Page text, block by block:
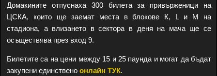
Домакините отпуснаха 300 билета за привърженици на
ЦСКА, които ще заемат места в блокове К, L и M на
стадиона, а влизането в сектора в деня на мача ще се
осъществява през вход 9.
Билетите са на цени между 15 и 25 паунда и могат да бъдат
закупени единствено онлайн ТУК.